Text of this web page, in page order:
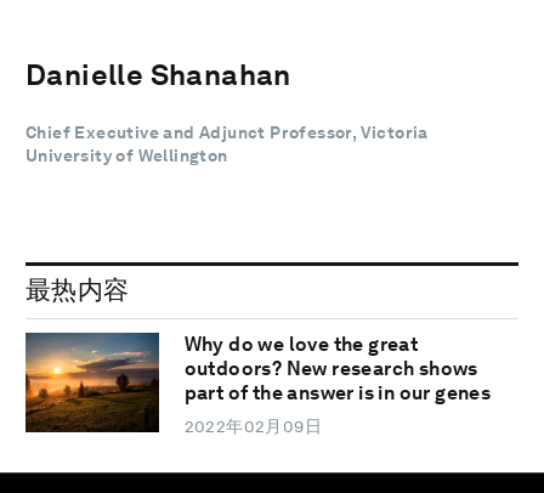
Danielle Shanahan
Chief Executive and Adjunct Professor, Victoria
University of Wellington
最热内容
Why do we love the great
outdoors? New research shows
part of the answer is in our genes
2022年02月09日